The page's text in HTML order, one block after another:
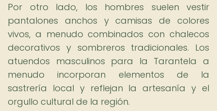
Por otro lado, los hombres suelen vestir
pantalones anchos y camisas de colores
vivos, a menudo combinados con chalecos
decorativos y sombreros tradicionales. Los
atuendos masculinos para la Tarantela a
menudo incorporan elementos de la
sastrería local y reflejan la artesanía y el
orgullo cultural de la región.